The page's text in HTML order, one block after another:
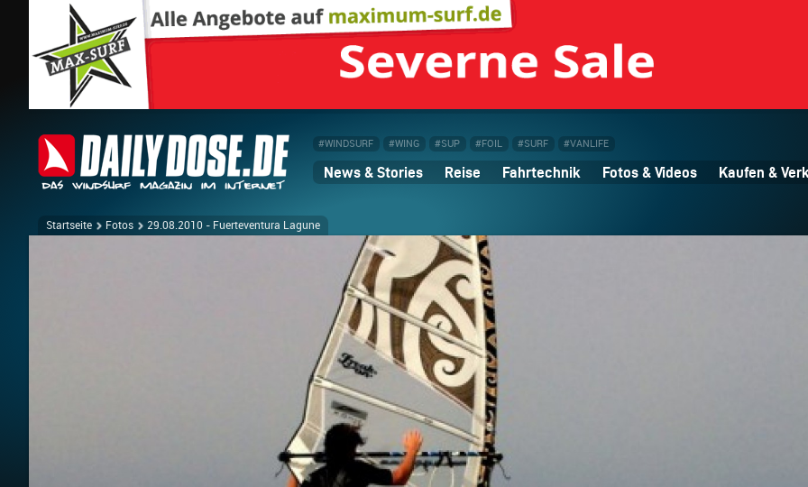
#WINDSURF #WING #SUP #FOIL #SURF #VANLIFE
News & Stories Reise Fahrtechnik Fotos & Videos Kaufen &
Startseite Fotos 29.08.2010 - Fuerteventura Lagune